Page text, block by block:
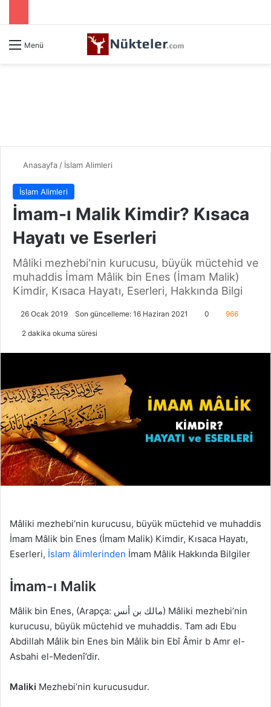
Menü
Anasayfa / İslam Alimleri
İslam Alimleri
İmam-ı Malik Kimdir? Kısaca
Hayatı ve Eserleri
Mâliki mezhebi'nin kurucusu, büyük müctehid ve
muhaddis İmam Mâlik bin Enes (İmam Malik)
Kimdir, Kısaca Hayatı, Eserleri, Hakkında Bilgi
26 Ocak 2019 Son güncelleme: 16 Haziran 2021 0 966
2 dakika okuma süresi
Mâliki mezhebi’nin kurucusu, büyük müctehid ve muhaddis
İmam Mâlik bin Enes (İmam Malik) Kimdir, Kısaca Hayatı,
Eserleri, İslam âlimlerinden İmam Mâlik Hakkında Bilgiler
İmam-ı Malik
Mâlik bin Enes, (Arapça: مالك بن أنس) Mâliki mezhebi’nin
kurucusu, büyük müctehid ve muhaddis. Tam adı Ebu
Abdillah Mâlik bin Enes bin Mâlik bin Ebî Âmir b Amr el-
Asbahi el-Medenî’dir.
Maliki Mezhebi’nin kurucusudur.